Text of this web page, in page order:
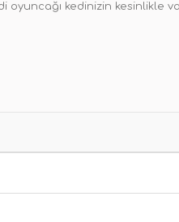
oyuncağı kedinizin kesinlikle